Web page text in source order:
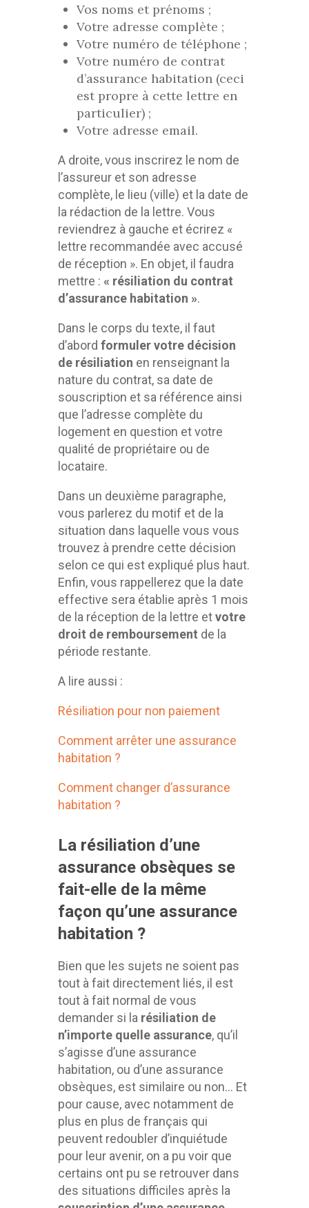
Vos noms et prénoms ;
Votre adresse complète ;
Votre numéro de téléphone ;
Votre numéro de contrat
d’assurance habitation (ceci
est propre à cette lettre en
particulier) ;
Votre adresse email.
A droite, vous inscrirez le nom de
l’assureur et son adresse
complète, le lieu (ville) et la date de
la rédaction de la lettre. Vous
reviendrez à gauche et écrirez «
lettre recommandée avec accusé
de réception ». En objet, il faudra
mettre : « résiliation du contrat
d’assurance habitation ».
Dans le corps du texte, il faut
d’abord formuler votre décision
de résiliation en renseignant la
nature du contrat, sa date de
souscription et sa référence ainsi
que l’adresse complète du
logement en question et votre
qualité de propriétaire ou de
locataire.
Dans un deuxième paragraphe,
vous parlerez du motif et de la
situation dans laquelle vous vous
trouvez à prendre cette décision
selon ce qui est expliqué plus haut.
Enfin, vous rappellerez que la date
effective sera établie après 1 mois
de la réception de la lettre etvotre
droit de remboursement de la
période restante.
A lire aussi :
Résiliation pour non paiement
Comment arrêter une assurance
habitation ?
Comment changer d’assurance
habitation ?
La résiliation d’une
assurance obsèques se
fait-elle de la même
façon qu’une assurance
habitation ?
Bien que les sujets ne soient pas
tout à fait directement liés, il est
tout à fait normal de vous
demander si la résiliation de
n’importe quelle assurance, qu’il
s’agisse d’une assurance
habitation, ou d’une assurance
obsèques, est similaire ou non… Et
pour cause, avec notamment de
plus en plus de français qui
peuvent redoubler d’inquiétude
pour leur avenir, on a pu voir que
certains ont pu se retrouver dans
des situations difficiles après la